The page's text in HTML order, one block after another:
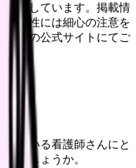
設置しています。掲載情
正確性には細心の注意を
ビスの公式サイトにてご
20日
している看護師さんにと
でしょうか。